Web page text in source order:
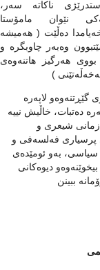
ناكاته‌ سه‌ر،
نێوان مامۆستا
ده‌ڵێت ( هه‌میشه‌
وه‌به‌ر چاوبگره‌ و
هه‌رگیز هاتنه‌وه‌ی
)
گێڕتنه‌وه‌و لاپه‌ره‌
ده‌تبات، خاڵیش نییه‌
زمانی شیعری و
پرسیاری فه‌لسه‌فی و
به‌و ئومێده‌ی
دیوه‌كانی
ببینن